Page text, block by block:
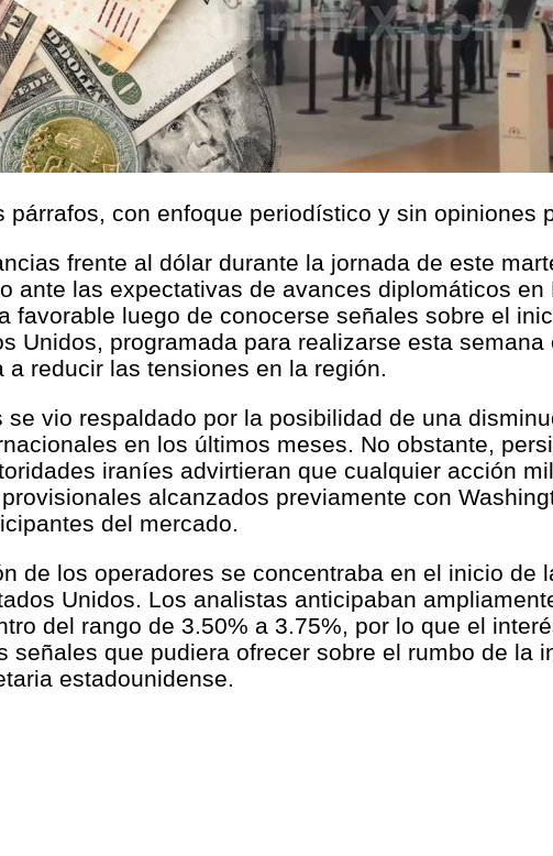
con enfoque periodístico y sin opiniones
frente al dólar durante la jornada de este
ante las expectativas de avances diplomáticos
favorable luego de conocerse señales sobre el
Unidos, programada para realizarse esta
reducir las tensiones en la región.
vio respaldado por la posibilidad de una
en los últimos meses. No obstante,
iraníes advirtieran que cualquier acción
alcanzados previamente con
del mercado.
de los operadores se concentraba en el inicio de
Unidos. Los analistas anticipaban
del rango de 3.50% a 3.75%, por lo que el
señales que pudiera ofrecer sobre el rumbo de la
estadounidense.